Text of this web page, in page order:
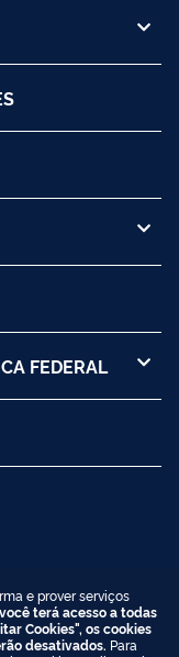
FEDERAL
e prover serviços
terá acesso a todas
Cookies", os cookies
desativados. Para